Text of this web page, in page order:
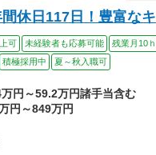
間休日117日！豊富
可 未経験者も応募可能 残業月10
積極採用中 夏～秋入職可
万円～59.2万円諸手当含む
円～849万円